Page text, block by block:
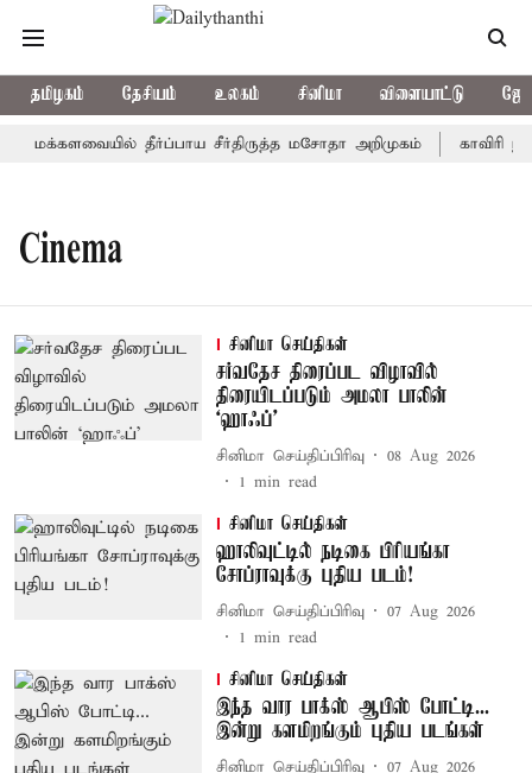
தமிழகம் தேசியம் உலகம் சினிமா விளையாட்டு
மக்களவையில் தீர்ப்பாய சீர்திருத்த மசோதா அறிமுகம் காவிரி
Cinema
சினிமா செய்திகள்
சர்வதேச திரைப்பட விழாவில்
திரையிடப்படும் அமலா பாலின்
‘ஹாஃப்’
சினிமா செய்திப்பிரிவு
08 Aug 2026
1 min read
சினிமா செய்திகள்
ஹாலிவுட்டில் நடிகை பிரியங்கா
சோப்ராவுக்கு புதிய படம்!
சினிமா செய்திப்பிரிவு
07 Aug 2026
1 min read
சினிமா செய்திகள்
இந்த வார பாக்ஸ் ஆபிஸ் போட்டி...
இன்று களமிறங்கும் புதிய படங்கள்
சினிமா செய்திப்பிரிவு
07 Aug 2026